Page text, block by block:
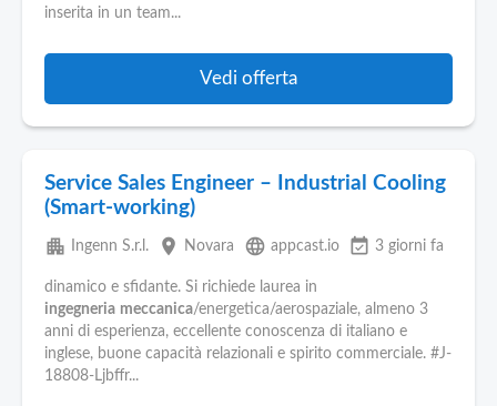
inserita in un team...
Vedi offerta
Service Sales Engineer – Industrial Cooling
(Smart-working)
apartment Ingenn S.r.l. place Novara language appcast.io event_available 3 giorni fa
dinamico e sfidante. Si richiede laurea in
ingegneria meccanica/energetica/aerospaziale, almeno 3
anni di esperienza, eccellente conoscenza di italiano e
inglese, buone capacità relazionali e spirito commerciale. #J-
18808-Ljbffr...